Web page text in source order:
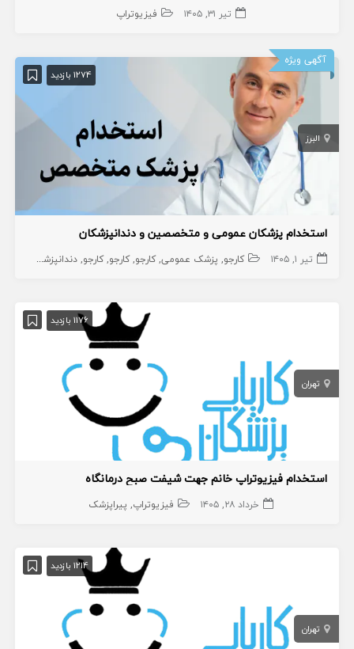
تیر ۳۱, ۱۴۰۵ فیزیوتراپ
آگهی ویژه
1274 بازدید
البرز
استخدام پزشکان عمومی و متخصصین و دندانپزشکان
تیر ۱, ۱۴۰۵ کارجو پزشک عمومی کارجو کارجو کارجو دندانپزشک عمومی
1176 بازدید
تهران
استخدام فیزیوتراپ خانم جهت شیفت صبح درمانگاه
خرداد ۲۸, ۱۴۰۵ فیزیوتراپ پیراپزشک
1214 بازدید
تهران